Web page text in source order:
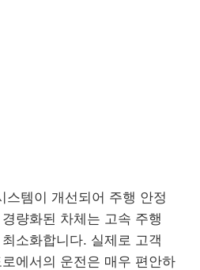
스템이 개선되어 주행 안정
량화된 차체는 고속 주행
소화합니다. 실제로 고객
에서의 운전은 매우 편안하